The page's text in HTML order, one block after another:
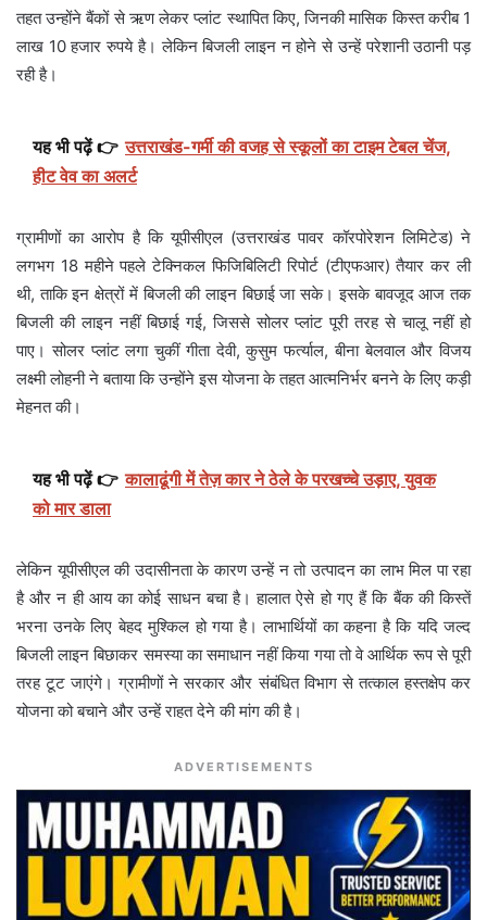
तहत उन्होंने बैंकों से ऋण लेकर प्लांट स्थापित किए, जिनकी मासिक किस्त करीब 1
लाख 10 हजार रुपये है। लेकिन बिजली लाइन न होने से उन्हें परेशानी उठानी पड़
रही है।
यह भी पढ़ें 👉 उत्तराखंड-गर्मी की वजह से स्कूलों का टाइम टेबल चेंज,
हीट वेव का अलर्ट
ग्रामीणों का आरोप है कि यूपीसीएल (उत्तराखंड पावर कॉरपोरेशन लिमिटेड) ने
लगभग 18 महीने पहले टेक्निकल फिजिबिलिटी रिपोर्ट (टीएफआर) तैयार कर ली
थी, ताकि इन क्षेत्रों में बिजली की लाइन बिछाई जा सके। इसके बावजूद आज तक
बिजली की लाइन नहीं बिछाई गई, जिससे सोलर प्लांट पूरी तरह से चालू नहीं हो
पाए। सोलर प्लांट लगा चुकीं गीता देवी, कुसुम फर्त्याल, बीना बेलवाल और विजय
लक्ष्मी लोहनी ने बताया कि उन्होंने इस योजना के तहत आत्मनिर्भर बनने के लिए कड़ी
मेहनत की।
यह भी पढ़ें 👉 कालाढूंगी में तेज़ कार ने ठेले के परखच्चे उड़ाए, युवक
को मार डाला
लेकिन यूपीसीएल की उदासीनता के कारण उन्हें न तो उत्पादन का लाभ मिल पा रहा
है और न ही आय का कोई साधन बचा है। हालात ऐसे हो गए हैं कि बैंक की किस्तें
भरना उनके लिए बेहद मुश्किल हो गया है। लाभार्थियों का कहना है कि यदि जल्द
बिजली लाइन बिछाकर समस्या का समाधान नहीं किया गया तो वे आर्थिक रूप से पूरी
तरह टूट जाएंगे। ग्रामीणों ने सरकार और संबंधित विभाग से तत्काल हस्तक्षेप कर
योजना को बचाने और उन्हें राहत देने की मांग की है।
ADVERTISEMENTS